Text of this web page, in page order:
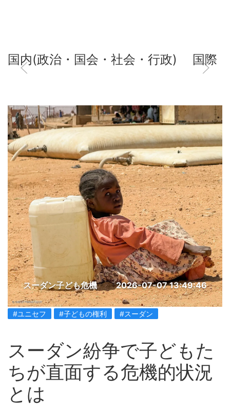
国内(政治・国会・社会・行政) 国際
スーダン子ども危機 2026-07-07 13:49:46
#ユニセフ #子どもの権利 #スーダン
スーダン紛争で子どもた
ちが直面する危機的状況
とは